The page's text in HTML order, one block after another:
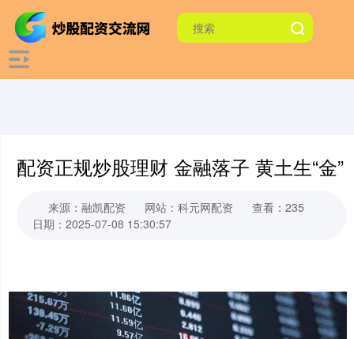
配资正规炒股理财 金融落子 黄土生“金”
来源：融凯配资 网站：科元网配资
查看：235
日期：2025-07-08 15:30:57